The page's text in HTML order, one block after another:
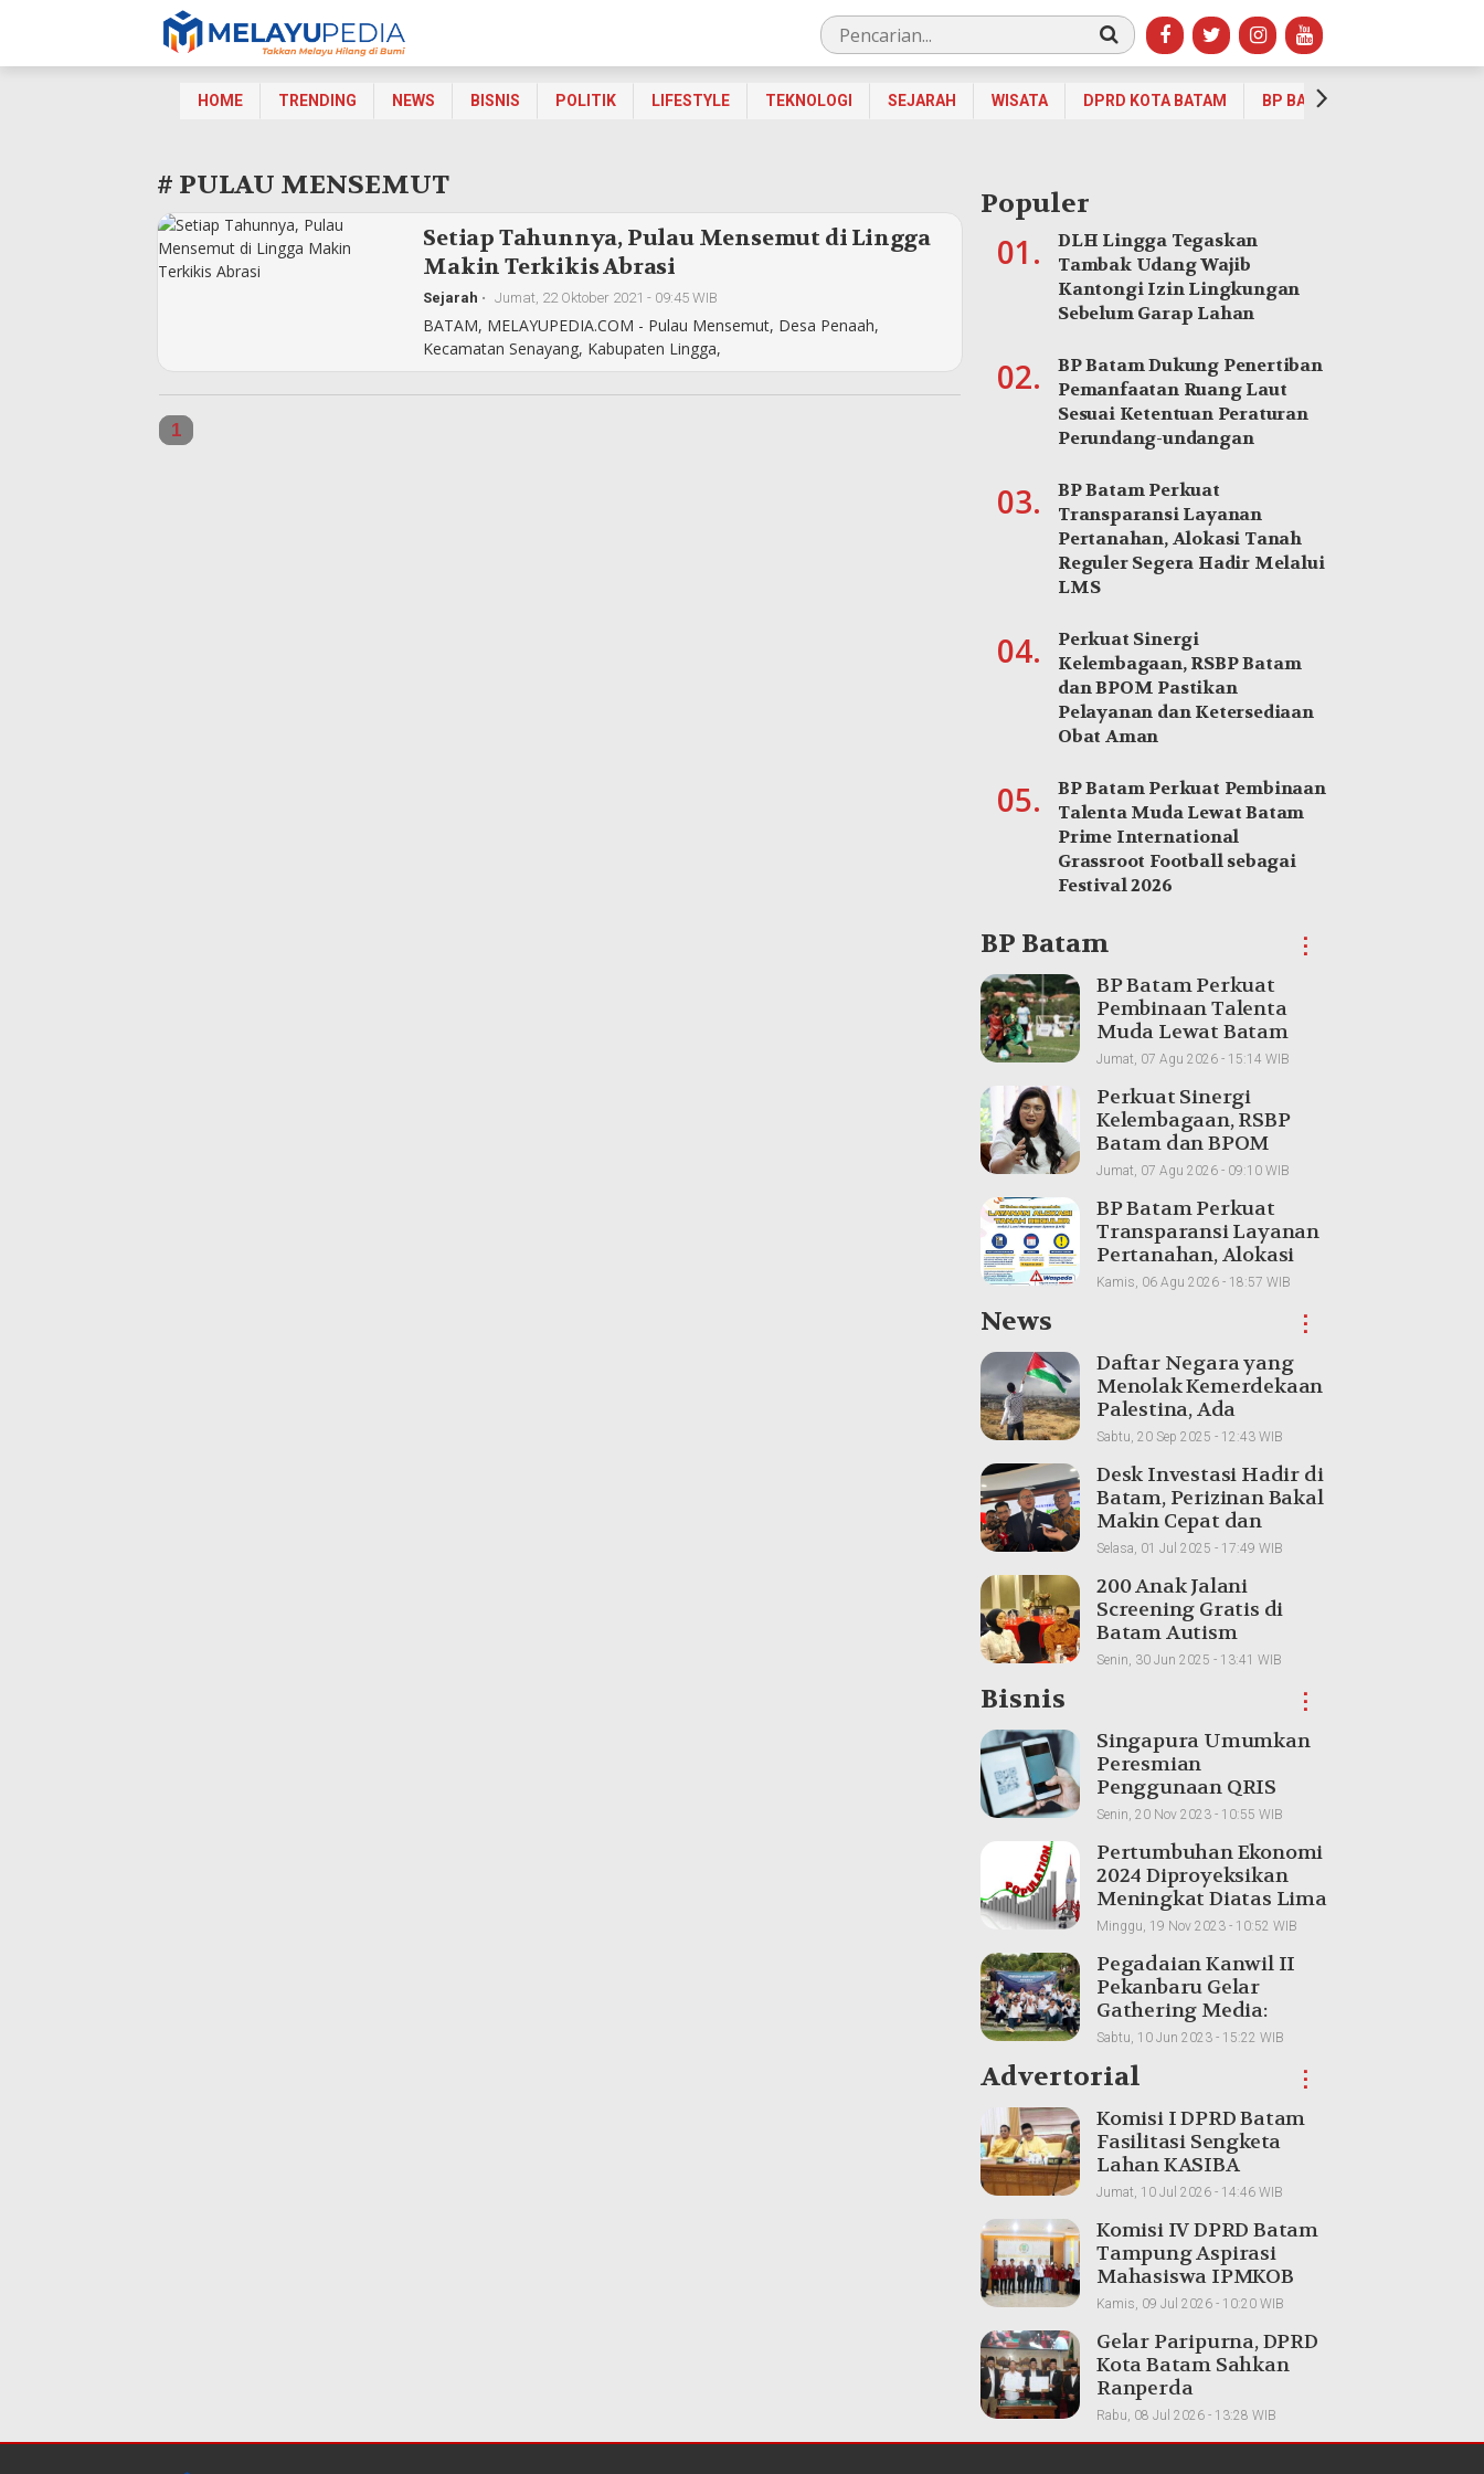
HOME TRENDING NEWS BISNIS POLITIK LIFESTYLE TEKNOLOGI SEJARAH WISATA DPRD KOTA BATAM BP BATAM
# PULAU MENSEMUT
Setiap Tahunnya, Pulau Mensemut di Lingga
Makin Terkikis Abrasi
Sejarah • Jumat, 22 Oktober 2021 - 09:45 WIB
BATAM, MELAYUPEDIA.COM - Pulau Mensemut, Desa Penaah,
Kecamatan Senayang, Kabupaten Lingga,
1
Populer
01.
DLH Lingga Tegaskan
Tambak Udang Wajib
Kantongi Izin Lingkungan
Sebelum Garap Lahan
02.
BP Batam Dukung Penertiban
Pemanfaatan Ruang Laut
Sesuai Ketentuan Peraturan
Perundang-undangan
03.
BP Batam Perkuat
Transparansi Layanan
Pertanahan, Alokasi Tanah
Reguler Segera Hadir Melalui
LMS
04.
Perkuat Sinergi
Kelembagaan, RSBP Batam
dan BPOM Pastikan
Pelayanan dan Ketersediaan
Obat Aman
05.
BP Batam Perkuat Pembinaan
Talenta Muda Lewat Batam
Prime International
Grassroot Football sebagai
Festival 2026
BP Batam ⋮
BP Batam Perkuat
Pembinaan Talenta
Muda Lewat Batam
Prime International
sebagai Festival 2026
Jumat, 07 Agu 2026 - 15:14 WIB
Perkuat Sinergi
Kelembagaan, RSBP
Batam dan BPOM
Pastikan Pelayanan
Aman
Jumat, 07 Agu 2026 - 09:10 WIB
BP Batam Perkuat
Transparansi Layanan
Pertanahan, Alokasi
Tanah Reguler Segera
Kamis, 06 Agu 2026 - 18:57 WIB
News ⋮
Daftar Negara yang
Menolak Kemerdekaan
Palestina, Ada
Tetangga Indonesia
Sabtu, 20 Sep 2025 - 12:43 WIB
Desk Investasi Hadir di
Batam, Perizinan Bakal
Makin Cepat dan
Transparan
Selasa, 01 Jul 2025 - 17:49 WIB
200 Anak Jalani
Screening Gratis di
Batam Autism
Conference 2025
Senin, 30 Jun 2025 - 13:41 WIB
Bisnis ⋮
Singapura Umumkan
Peresmian
Penggunaan QRIS
Indonesia untuk
Senin, 20 Nov 2023 - 10:55 WIB
Pertumbuhan Ekonomi
2024 Diproyeksikan
Meningkat Diatas Lima
Persen
Minggu, 19 Nov 2023 - 10:52 WIB
Pegadaian Kanwil II
Pekanbaru Gelar
Gathering Media:
Membangun
Meningkatkan
Sabtu, 10 Jun 2023 - 15:22 WIB
Advertorial ⋮
Komisi I DPRD Batam
Fasilitasi Sengketa
Lahan KASIBA
Mangsang, Warga dan
Dipertemukan
Jumat, 10 Jul 2026 - 14:46 WIB
Komisi IV DPRD Batam
Tampung Aspirasi
Mahasiswa IPMKOB
Pekanbaru, Bahas
Kamis, 09 Jul 2026 - 10:20 WIB
Gelar Paripurna, DPRD
Kota Batam Sahkan
Ranperda
Pertanggungjawaban
Rabu, 08 Jul 2026 - 13:28 WIB